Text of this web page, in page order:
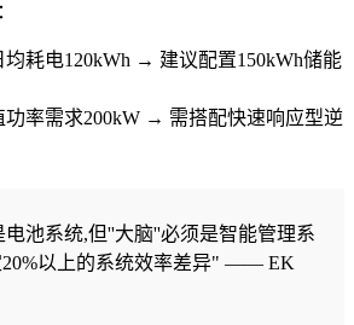
均耗电120kWh → 建议配置150kWh储能
功率需求200kW → 需搭配快速响应型逆
池系统,但''大脑''必须是智能管理系
以上的系统效率差异" —— EK